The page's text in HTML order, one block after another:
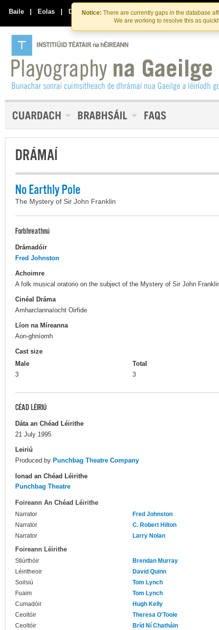
Skip
to
the
content
Skip
to
content
Notice: There are currently gaps in the database
We are working to resolve this as
Baile | Eolas | Déan Teagmháil Linn
DRÁMAÍ
No Earthly Pole
The Mystery of Sir John Franklin
Forbhreathnú
Drámadóir
Fred Johnston
Achoimre
A folk musical oratorio on the subject of the Mystery of Sir John
Cinéal Dráma
Amharclannaíocht Oirfide
Líon na Míreanna
Aon-ghníomh
Cast size
Male
3
Total
3
CÉAD LÉIRIÚ
Dáta an Chéad Léirithe
21 July 1995
Leiriú
Produced by Punchbag Theatre Company
Ionad an Chéad Léirithe
Punchbag Theatre
Foireann An Chéad Léirithe
Narrator
Fred Johnston
Narrator
C. Robert Hilton
Narrator
Larry Nolan
Foireann Léirithe
Stiúrthóir
Brendan Murray
Léiritheoir
David Quinn
Soilsiú
Tom Lynch
Fuaim
Tom Lynch
Cumadóir
Hugh Kelly
Ceoltóir
Theresa O'Toole
Ceoltóir
Bríd Ní Chatháin